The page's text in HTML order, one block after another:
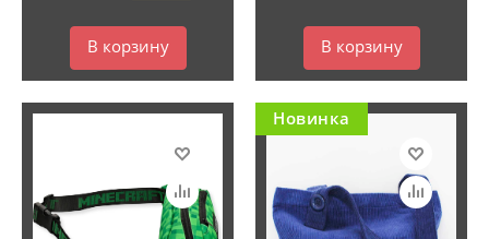
В корзину В корзину
Новинка